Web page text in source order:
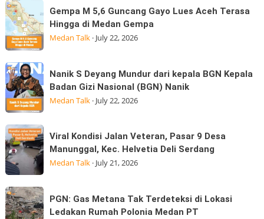
Korban
Banjir
Kepedulian
Sumatera
Utara
Laksanakan
Kepemimpinan
Strategis
di
Gempa
M
5,6
Guncang
Gayo
Lues
Aceh
Terasa
di
Medan
Gempa
Gempa M 5,6 Guncang Gayo Lues Aceh Terasa
Hingga di Medan Gempa
Medan Talk· July 22, 2026
Nanik
S
Deyang
Mundur
dari
kepala
BGN
Kepala
Gizi
Nasional
Nanik S Deyang Mundur dari kepala BGN Kepala
Badan Gizi Nasional (BGN) Nanik
Medan Talk· July 22, 2026
Viral
Kondisi
Jalan
Veteran,
Pasar
9
Desa
Viral Kondisi Jalan Veteran, Pasar 9 Desa
Manunggal, Kec. Helvetia Deli Serdang
Medan Talk· July 21, 2026
PGN:
Gas
PGN: Gas Metana Tak Terdeteksi di Lokasi
Ledakan Rumah Polonia Medan PT